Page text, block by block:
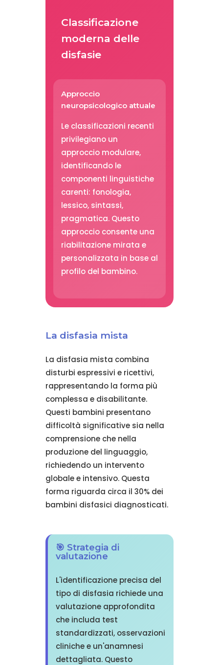
Classificazione
moderna delle
disfasie
Approccio
neuropsicologico attuale
Le classificazioni recenti
privilegiano un
approccio modulare,
identificando le
componenti linguistiche
carenti: fonologia,
lessico, sintassi,
pragmatica. Questo
approccio consente una
riabilitazione mirata e
personalizzata in base al
profilo del bambino.
La disfasia mista
La disfasia mista combina
disturbi espressivi e ricettivi,
rappresentando la forma più
complessa e disabilitante.
Questi bambini presentano
difficoltà significative sia nella
comprensione che nella
produzione del linguaggio,
richiedendo un intervento
globale e intensivo. Questa
forma riguarda circa il 30% dei
bambini disfasici diagnosticati.
🎯 Strategia di
valutazione
L'identificazione precisa del
tipo di disfasia richiede una
valutazione approfondita
che includa test
standardizzati, osservazioni
cliniche e un'anamnesi
dettagliata. Questo